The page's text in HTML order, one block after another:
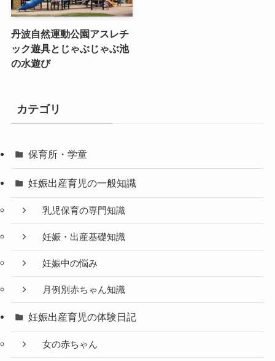
丹波自然運動公園アスレチ
ック遊具とじゃぶじゃぶ池
の水遊び
カテゴリ
保育所・学童
妊娠出産育児の一般知識
乳児保育の専門知識
妊娠・出産基礎知識
妊娠中の悩み
月例別赤ちゃん知識
妊娠出産育児の体験日記
女の赤ちゃん